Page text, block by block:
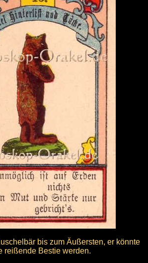
bis zum Äußersten, er könnte
reißende Bestie werden.